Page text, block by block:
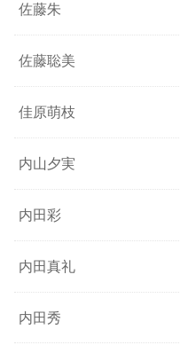
佐藤朱
佐藤聡美
佳原萌枝
内山夕実
内田彩
内田真礼
内田秀